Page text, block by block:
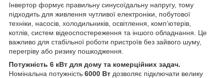
Інвертор формує правильну синусоїдальну напругу, тому
підходить для живлення чутливої електроніки, побутової
техніки, насосів, холодильників, освітлення, комп’ютерів,
котлів, систем відеоспостереження та іншого обладнання. Це
важливо для стабільної роботи пристроїв без зайвого шуму,
перегріву або ризику пошкодження.
Потужність 6 кВт для дому та комерційних задач.
Номінальна потужність 6000 Вт дозволяє підключати велику